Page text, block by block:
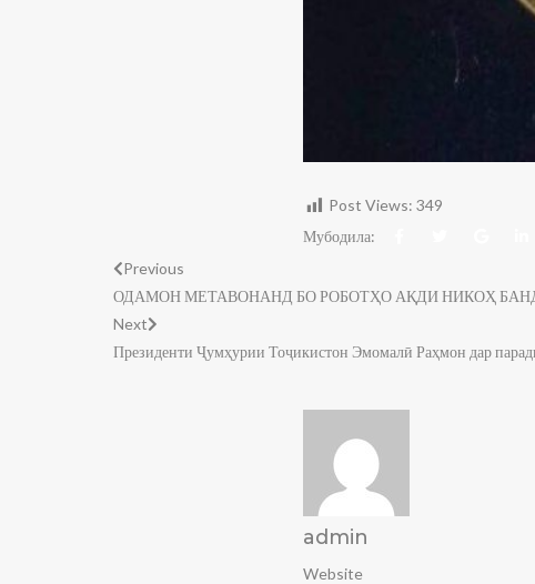
Post Views: 349
Мубодила:
Previous
ОДАМОН МЕТАВОНАНД БО РОБОТҲО АҚДИ НИКОҲ
Next
Президенти Ҷумҳурии Тоҷикистон Эмомалӣ Раҳмон дар
admin
Website